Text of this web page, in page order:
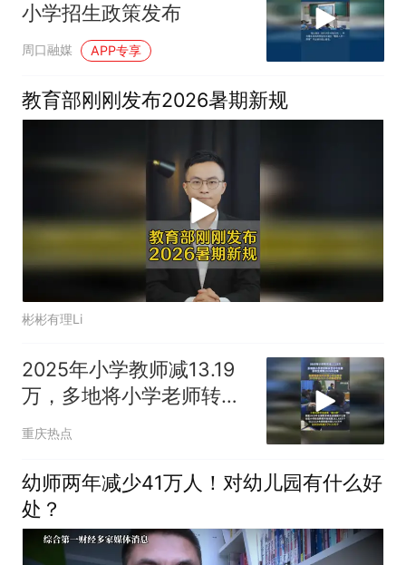
小学招生政策发布
周口融媒 APP专享
教育部刚刚发布2026暑期新规
彬彬有理Li
2025年小学教师减13.19
万，多地将小学老师转岗
至初中任教
重庆热点
幼师两年减少41万人！对幼儿园有什么好
处？